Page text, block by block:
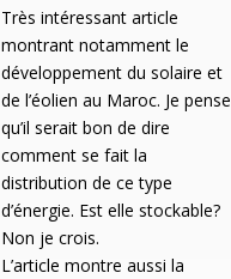
Très intéressant article
montrant notamment le
développement du solaire et
de l’éolien au Maroc. Je pense
qu’il serait bon de dire
comment se fait la
distribution de ce type
d’énergie. Est elle stockable?
Non je crois.
L’article montre aussi la